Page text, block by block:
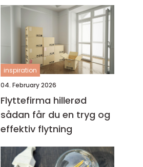
inspiration
04. February 2026
Flyttefirma hillerød
sådan får du en tryg og
effektiv flytning